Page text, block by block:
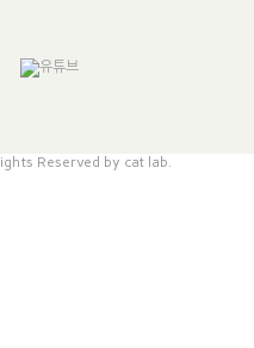
Reserved by cat lab.